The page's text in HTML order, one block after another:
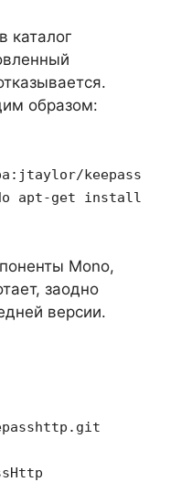
каталог
образом:
keepass
apt-get install
Mono,
заодно
версии.